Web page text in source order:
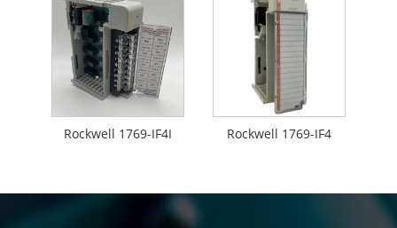
Rockwell 1769-IF4I Rockwell 1769-IF4